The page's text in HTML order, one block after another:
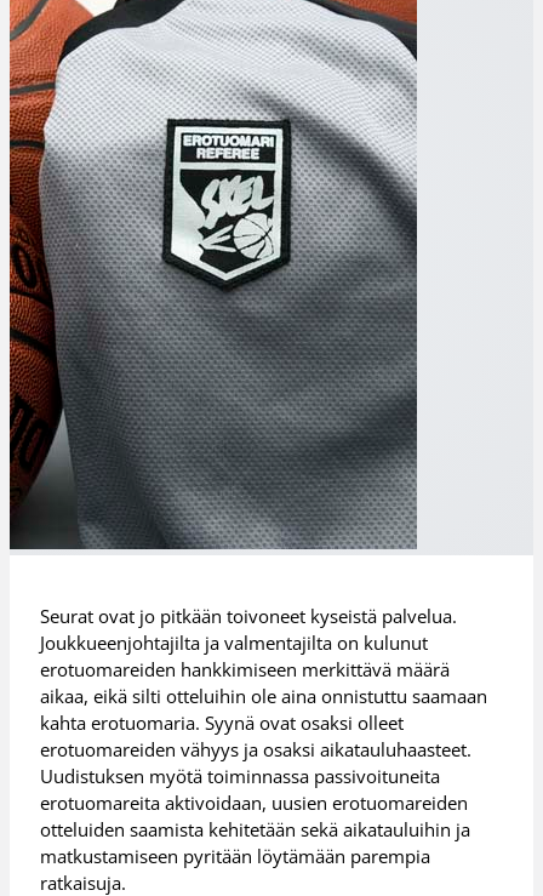
Seurat ovat jo pitkään toivoneet kyseistä palvelua.
Joukkueenjohtajilta ja valmentajilta on kulunut
erotuomareiden hankkimiseen merkittävä määrä
aikaa, eikä silti otteluihin ole aina onnistuttu saamaan
kahta erotuomaria. Syynä ovat osaksi olleet
erotuomareiden vähyys ja osaksi aikatauluhaasteet.
Uudistuksen myötä toiminnassa passivoituneita
erotuomareita aktivoidaan, uusien erotuomareiden
otteluiden saamista kehitetään sekä aikatauluihin ja
matkustamiseen pyritään löytämään parempia
ratkaisuja.